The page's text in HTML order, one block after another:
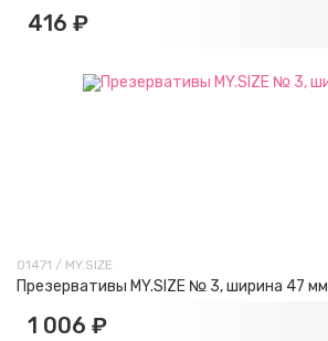
416 ₽
01471 / MY.SIZE
Презервативы MY.SIZE № 3, ширина 47 мм
1 006 ₽